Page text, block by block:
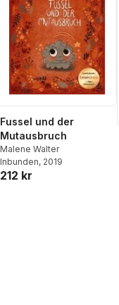
Fussel und der
Mutausbruch
Malene Walter
Inbunden, 2019
212 kr